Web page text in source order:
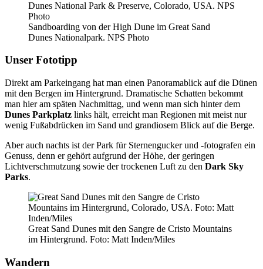
Sandboarding von der High Dune im Great Sand
Dunes Nationalpark. NPS Photo
Unser Fototipp
Direkt am Parkeingang hat man einen Panoramablick auf die Dünen
mit den Bergen im Hintergrund. Dramatische Schatten bekommt
man hier am späten Nachmittag, und wenn man sich hinter dem
Dunes Parkplatz links hält, erreicht man Regionen mit meist nur
wenig Fußabdrücken im Sand und grandiosem Blick auf die Berge.
Aber auch nachts ist der Park für Sternengucker und -fotografen ein
Genuss, denn er gehört aufgrund der Höhe, der geringen
Lichtverschmutzung sowie der trockenen Luft zu den Dark Sky
Parks.
Great Sand Dunes mit den Sangre de Cristo Mountains
im Hintergrund. Foto: Matt Inden/Miles
Wandern